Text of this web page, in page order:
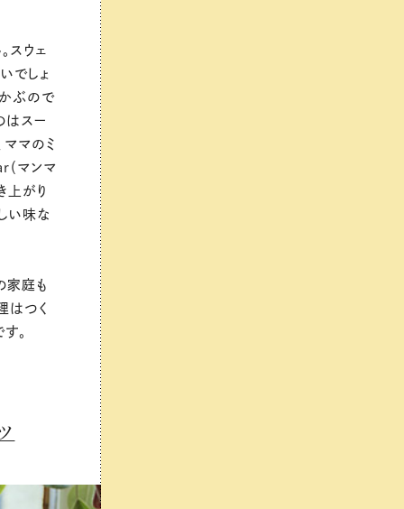
スウェ
でしょ
ぶので
はスー
ママのミ
マンマ
上がり
い味な
家庭も
はつく
。